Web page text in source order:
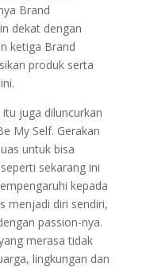
Brand
dekat dengan
ketiga Brand
produk serta
itu juga diluncurkan
My Self. Gerakan
untuk bisa
sekarang ini
kepada
menjadi diri sendiri,
passion-nya.
merasa tidak
lingkungan dan